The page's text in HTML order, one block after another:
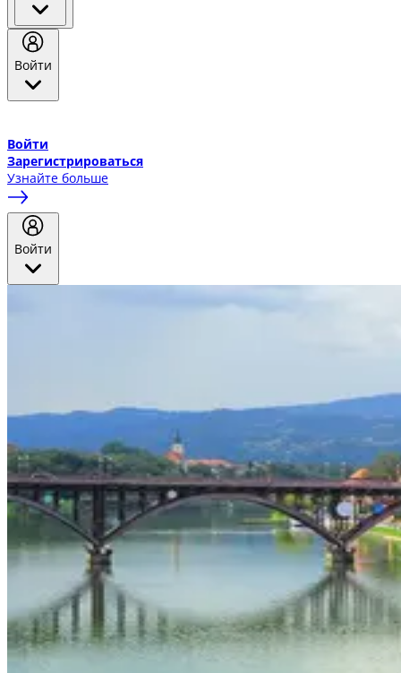
Войти
Войти
Зарегистрироваться
Узнайте больше
Войти